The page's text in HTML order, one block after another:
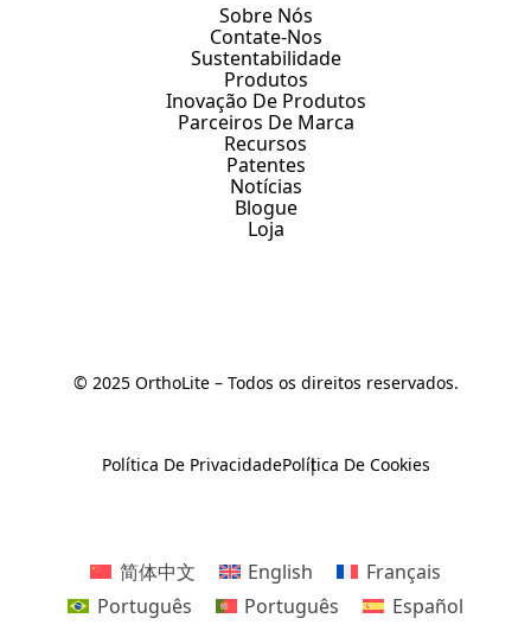
Sobre Nós
Contate-Nos
Sustentabilidade
Produtos
Inovação De Produtos
Parceiros De Marca
Recursos
Patentes
Notícias
Blogue
Loja
© 2025 OrthoLite – Todos os direitos reservados.
Política De PrivacidadePolítica De Cookies
简体中文 English
Français
Português
Português Español